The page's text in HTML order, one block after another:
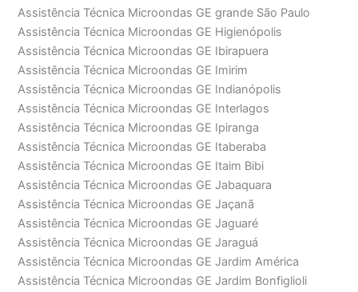
Assistência Técnica Microondas GE grande São Paulo
Assistência Técnica Microondas GE Higienópolis
Assistência Técnica Microondas GE Ibirapuera
Assistência Técnica Microondas GE Imirim
Assistência Técnica Microondas GE Indianópolis
Assistência Técnica Microondas GE Interlagos
Assistência Técnica Microondas GE Ipiranga
Assistência Técnica Microondas GE Itaberaba
Assistência Técnica Microondas GE Itaim Bibi
Assistência Técnica Microondas GE Jabaquara
Assistência Técnica Microondas GE Jaçanã
Assistência Técnica Microondas GE Jaguaré
Assistência Técnica Microondas GE Jaraguá
Assistência Técnica Microondas GE Jardim América
Assistência Técnica Microondas GE Jardim Bonfiglioli